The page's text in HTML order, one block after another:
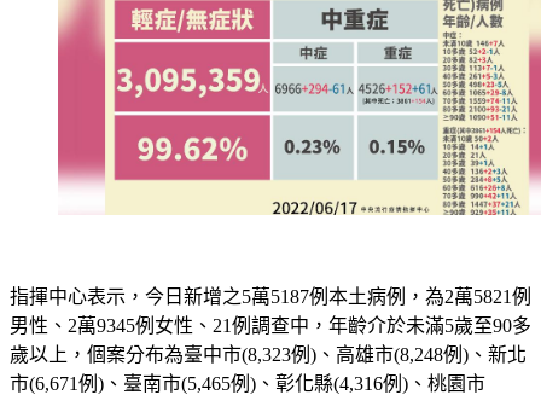
指揮中心表示，今日新增之5萬5187例本土病例，為2萬5821例
男性、2萬9345例女性、21例調查中，年齡介於未滿5歲至90多
歲以上，個案分布為臺中市(8,323例)、高雄市(8,248例)、新北
市(6,671例)、臺南市(5,465例)、彰化縣(4,316例)、桃園市